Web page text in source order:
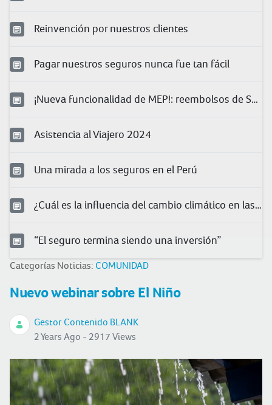
Reinvención por nuestros clientes
Pagar nuestros seguros nunca fue tan fácil
¡Nueva funcionalidad de MEP!: reembolsos de Salud
Asistencia al Viajero 2024
Una mirada a los seguros en el Perú
¿Cuál es la influencia del cambio climático en las condiciones laborales?
“El seguro termina siendo una inversión”
Categorías Noticias: COMUNIDAD
Nuevo webinar sobre El Niño
Gestor Contenido BLANK
2 Years Ago - 2917 Views